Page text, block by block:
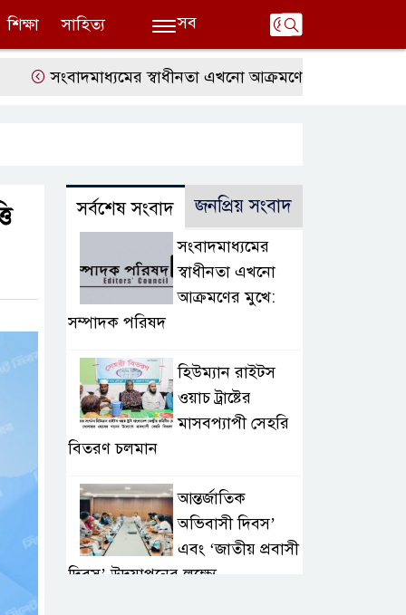
শিক্ষা সাহিত্য সব
সংবাদমাধ্যমের স্বাধীনতা এখনো আক্রমণের মুখে: সম্পাদক
সর্বশেষ সংবাদ জনপ্রিয় সংবাদ
সংবাদমাধ্যমের
স্বাধীনতা এখনো
আক্রমণের মুখে:
সম্পাদক পরিষদ
হিউম্যান রাইটস
ওয়াচ ট্রাষ্টের
মাসবপ্যাপী সেহরি
বিতরণ চলমান
আন্তর্জাতিক
অভিবাসী দিবস’
এবং ‘জাতীয় প্রবাসী
দিবস’ উদযাপনের লক্ষ্যে